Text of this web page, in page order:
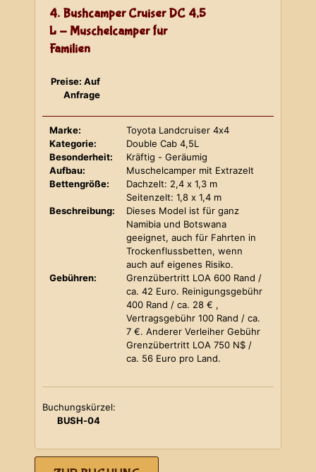
4. Bushcamper Cruiser DC 4,5
L - Muschelcamper für
Familien
Preise: Auf
Anfrage
Marke:
Toyota Landcruiser 4x4
Kategorie:
Double Cab 4,5L
Besonderheit:
Kräftig - Geräumig
Aufbau:
Muschelcamper mit Extrazelt
Bettengröße:
Dachzelt: 2,4 x 1,3 m
Seitenzelt: 1,8 x 1,4 m
Beschreibung:
Dieses Model ist für ganz
Namibia und Botswana
geeignet, auch für Fahrten in
Trockenflussbetten, wenn
auch auf eigenes Risiko.
Gebühren:
Grenzübertritt LOA 600 Rand /
ca. 42 Euro. Reinigungsgebühr
400 Rand / ca. 28 € ,
Vertragsgebühr 100 Rand / ca.
7 €. Anderer Verleiher Gebühr
Grenzübertritt LOA 750 N$ /
ca. 56 Euro pro Land.
Buchungskürzel:
BUSH-04